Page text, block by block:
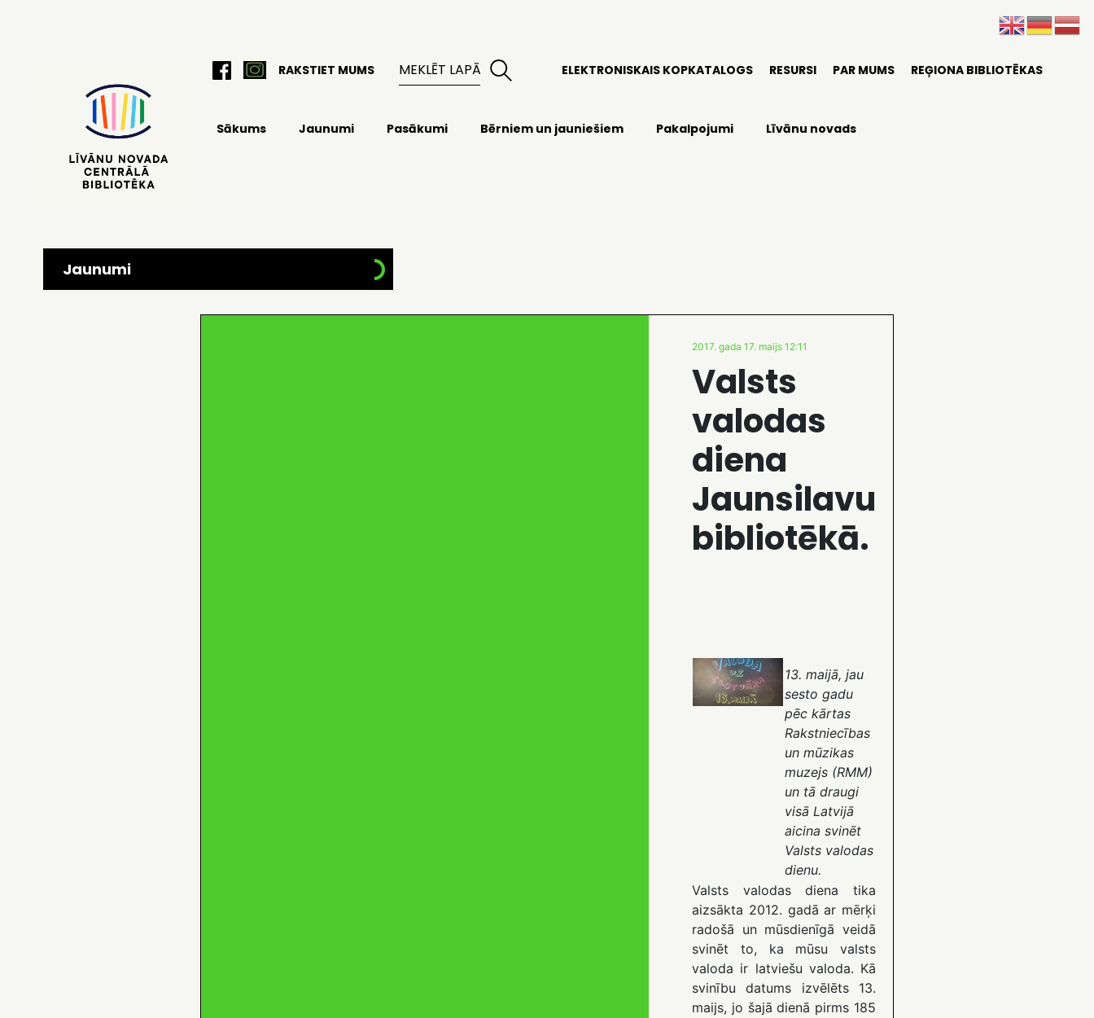
RAKSTIET MUMS ELEKTRONISKAIS KOPKATALOGS RESURSI PAR MUMS REĢIONA BIBLIOTĒKAS
Sākums Jaunumi Pasākumi Bērniem un jauniešiem Pakalpojumi Līvānu novads
Jaunumi
2017. gada 17. maijs 12:11
Valsts
valodas
diena
Jaunsilavu
bibliotēkā.
13. maijā, jau
sesto gadu
pēc kārtas
Rakstniecības
un mūzikas
muzejs (RMM)
un tā draugi
visā Latvijā
aicina svinēt
Valsts valodas
dienu.
Valsts valodas diena tika
aizsākta 2012. gadā ar mērķi
radošā un mūsdienīgā veidā
svinēt to, ka mūsu valsts
valoda ir latviešu valoda. Kā
svinību datums izvēlēts 13.
maijs, jo šajā dienā pirms 185